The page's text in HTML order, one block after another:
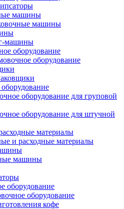
машины
машины
машины
оборудование
оборудование
оборудование для груповой
оборудование для штучной
материалы
и расходные материалы
машины
оборудование
оборудование
кофе